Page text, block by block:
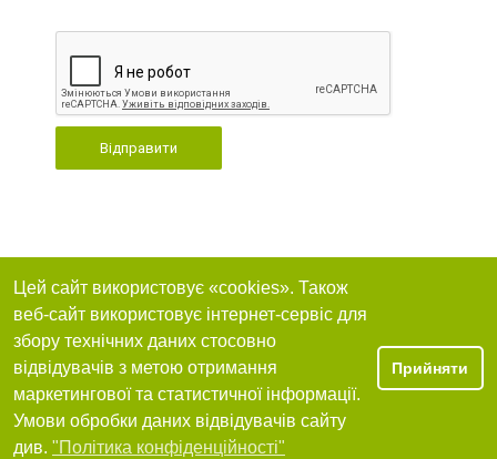
Відправити
Цей сайт використовує «cookies». Також
веб-сайт використовує інтернет-сервіс для
збору технічних даних стосовно
відвідувачів з метою отримання
маркетингової та статистичної інформації.
Умови обробки даних відвідувачів сайту
див. "Політика конфіденційності"
Прийняти